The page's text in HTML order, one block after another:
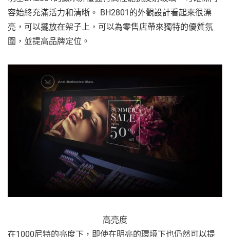
容始終充滿活力和清晰。 BH2801的外觀設計看起來很漂
亮，可以擺放在架子上，可以為零售店帶來獨特的優質氛
圍，並提高品牌定位。
高亮度
在1000尼特的亮度下，即使在明亮的環境下也仍然可以提